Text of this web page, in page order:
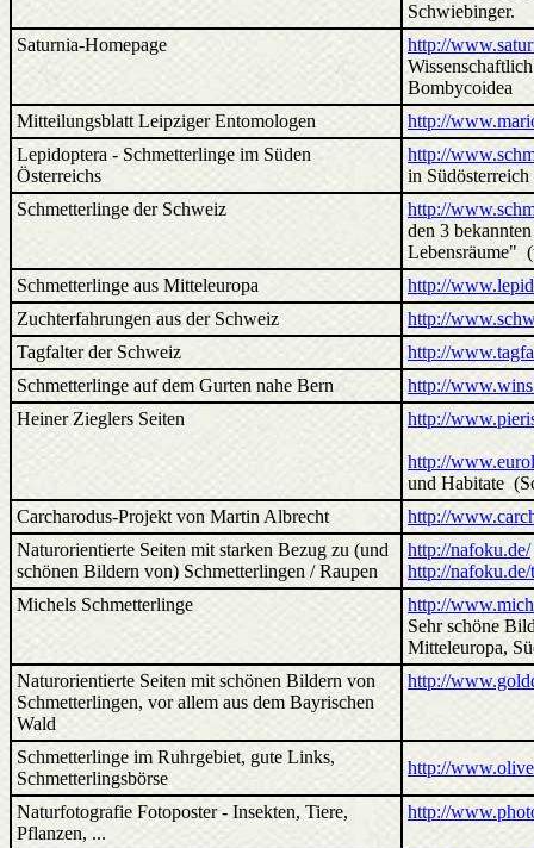
Schwiebinger.
Saturnia-Homepage
http://
Bombycoidea
Mitteilungsblatt Leipziger Entomologen
http://
Lepidoptera - Schmetterlinge im Süden
Österreichs
http://
in
Schmetterlinge der Schweiz
http://
den 3
Lebensräume"
Schmetterlinge aus Mitteleuropa
http://
Zuchterfahrungen aus der Schweiz
http://
Tagfalter der Schweiz
http://
Schmetterlinge auf dem Gurten nahe Bern
http://
Heiner Zieglers Seiten
http://
http://
und Habitate
Carcharodus-Projekt von Martin Albrecht
http://
Naturorientierte Seiten mit starken Bezug zu (und
schönen Bildern von) Schmetterlingen / Raupen
http://nafoku.de/
http://
Michels Schmetterlinge
http://
Sehr schöne
Mitteleuropa,
Naturorientierte Seiten mit schönen Bildern von
Schmetterlingen, vor allem aus dem Bayrischen
Wald
http://
Schmetterlinge im Ruhrgebiet, gute Links,
Schmetterlingsbörse
http://
Naturfotografie Fotoposter - Insekten, Tiere,
Pflanzen, ...
http://